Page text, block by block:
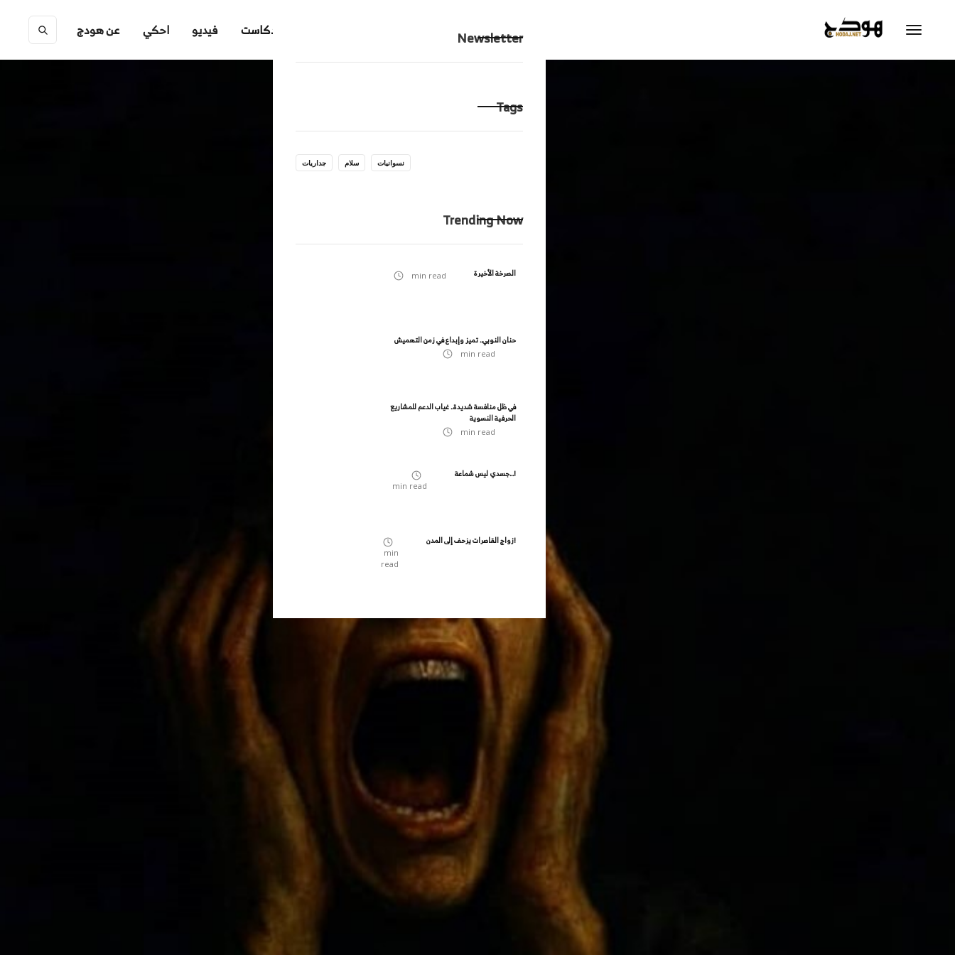
عن هودج احكي فيديو بودكاست Newsletter
Tags
جداريات سلام نسوانيات
Trending Now
الصرخة الأخيرة min read
حنان النوبي.. تميز وإبداع في زمن التهميش
min read
في ظل منافسة شديدة.. غياب الدعم للمشاريع
الحرفية النسوية
min read
جسدي ليس شماعة...!
min read
زواج القاصرات يزحف إلى المدن!
min
read